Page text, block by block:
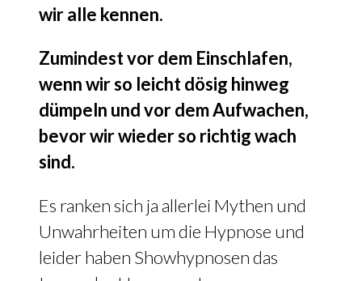
wir alle kennen.
Zumindest vor dem Einschlafen,
wenn wir so leicht dösig hinweg
dümpeln und vor dem Aufwachen,
bevor wir wieder so richtig wach
sind.
Es ranken sich ja allerlei Mythen und
Unwahrheiten um die Hypnose und
leider haben Showhypnosen das